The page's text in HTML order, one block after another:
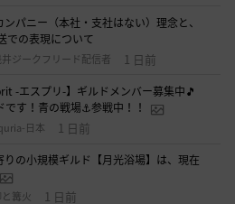
ンパニー（本社・支社はない）理念と、
での表現について
井ジークフリード配信者 1 日前
-エスプリ-】ギルドメンバー募集中🎵
す！青の戦場⚓参戦中！！
日本 1 日前
りの小規模ギルド【月光浴場】は、現在
篝火 1 日前